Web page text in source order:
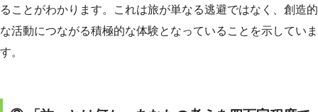
ることがわかります。これは旅が単なる逃避ではなく、創造的
な活動につながる積極的な体験となっていることを示していま
す。